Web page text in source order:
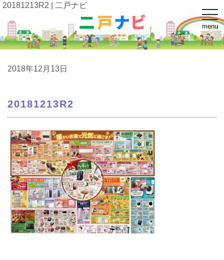
t
o
g
g
l
e
o
menu
20181213R2 | 二戸ナビ
2018年12月13日
20181213R2